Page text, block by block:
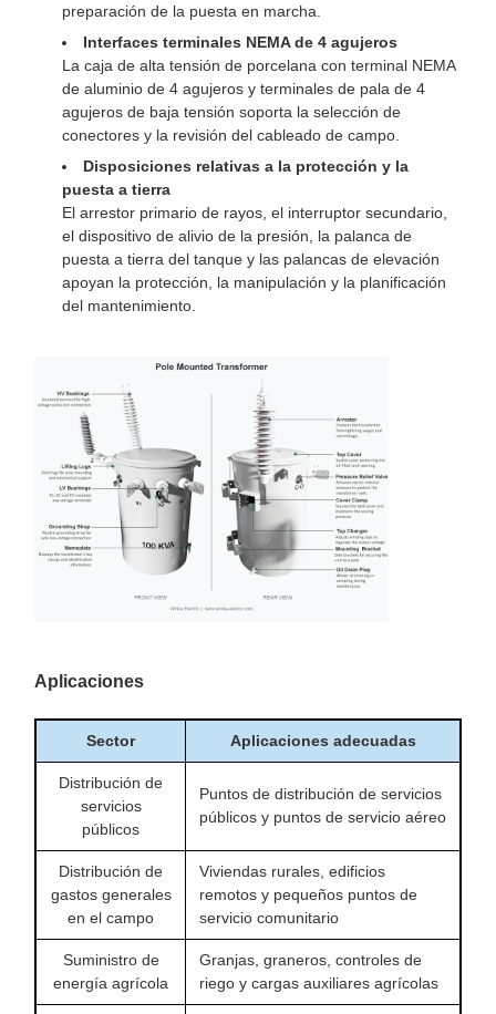
preparación de la puesta en marcha.
Interfaces terminales NEMA de 4 agujeros
La caja de alta tensión de porcelana con terminal NEMA
de aluminio de 4 agujeros y terminales de pala de 4
agujeros de baja tensión soporta la selección de
conectores y la revisión del cableado de campo.
Disposiciones relativas a la protección y la
puesta a tierra
El arrestor primario de rayos, el interruptor secundario,
el dispositivo de alivio de la presión, la palanca de
puesta a tierra del tanque y las palancas de elevación
apoyan la protección, la manipulación y la planificación
del mantenimiento.
Aplicaciones
Sector Aplicaciones adecuadas
Distribución de
servicios
públicos
Puntos de distribución de servicios
públicos y puntos de servicio aéreo
Distribución de
gastos generales
en el campo
Viviendas rurales, edificios
remotos y pequeños puntos de
servicio comunitario
Suministro de
energía agrícola
Granjas, graneros, controles de
riego y cargas auxiliares agrícolas